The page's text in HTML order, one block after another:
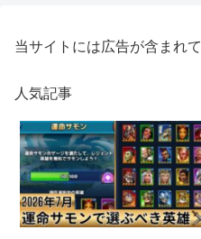
当サイトには広告が含まれ
人気記事